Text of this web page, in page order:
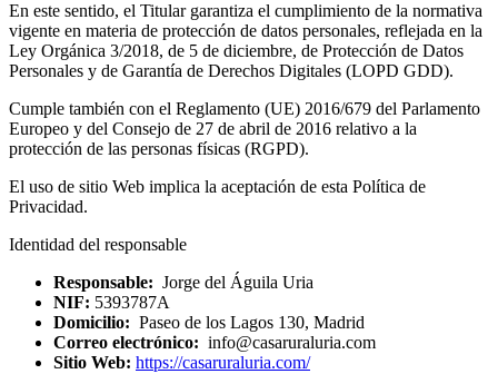
En este sentido, el Titular garantiza el cumplimiento de la normativa
vigente en materia de protección de datos personales, reflejada en la
Ley Orgánica 3/2018, de 5 de diciembre, de Protección de Datos
Personales y de Garantía de Derechos Digitales (LOPD GDD).
Cumple también con el Reglamento (UE) 2016/679 del Parlamento
Europeo y del Consejo de 27 de abril de 2016 relativo a la
protección de las personas físicas (RGPD).
El uso de sitio Web implica la aceptación de esta Política de
Privacidad.
Identidad del responsable
Responsable: Jorge del Águila Uria
NIF: 5393787A
Domicilio: Paseo de los Lagos 130, Madrid
Correo electrónico: info@casaruraluria.com
Sitio Web: https://casaruraluria.com/